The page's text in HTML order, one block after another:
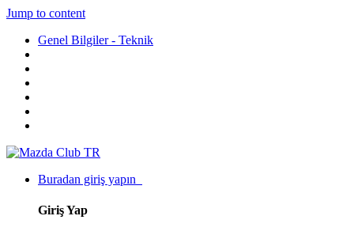
Jump to content
Genel Bilgiler - Teknik
Buradan giriş yapın
Giriş Yap